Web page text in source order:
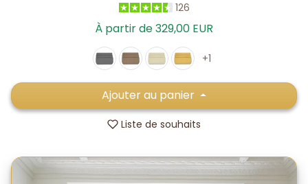
126
À partir de 329,00 EUR
+1
Ajouter au panier
Liste de souhaits